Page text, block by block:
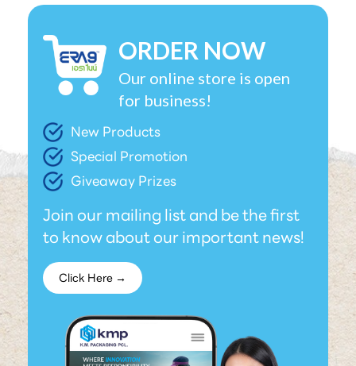
ORDER NOW
Our online store is open
for business!
New Products
Special Promotion
Giveaway Prizes
Join our mailing list and be the first
to know about our important news!
Click Here →